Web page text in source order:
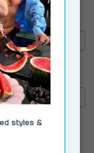
€175,00
€79,00